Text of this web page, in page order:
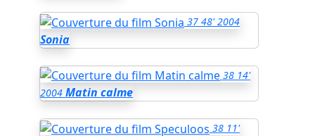
37 48' 2004
Sonia
38 14'
2004 Matin calme
38 11'